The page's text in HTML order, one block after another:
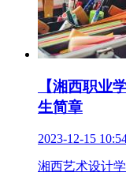
【湘西职业
生简章
2023-12-15
湘西艺术设计